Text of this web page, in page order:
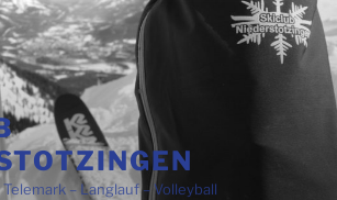
– Langlauf – Volleyball